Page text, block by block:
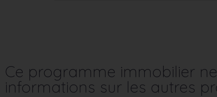
Ce programme immobilier
informations sur les autres